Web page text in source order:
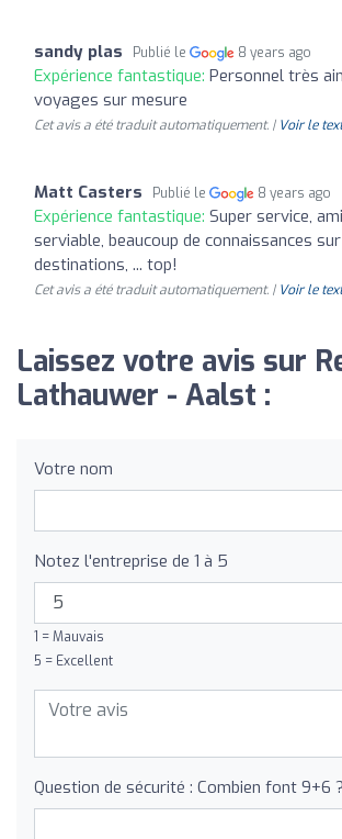
sandy plas Publié le 8 years ago
Expérience fantastique: Personnel très
voyages sur mesure
Cet avis a été traduit automatiquement. | Voir le
Matt Casters Publié le 8 years ago
Expérience fantastique: Super service,
serviable, beaucoup de connaissances
destinations, ... top!
Cet avis a été traduit automatiquement. | Voir le
Laissez votre avis sur
Lathauwer - Aalst :
Votre nom
Notez l'entreprise de 1 à 5
1 = Mauvais
5 = Excellent
Question de sécurité : Combien font 9+6 ?